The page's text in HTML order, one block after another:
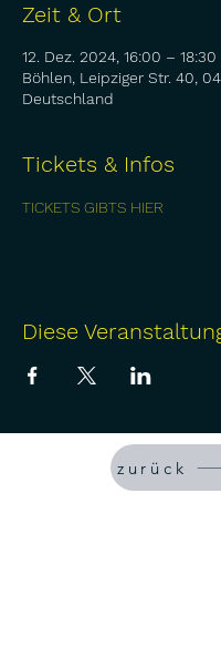
Zeit & Ort
12. Dez. 2024, 16:00 – 18:30
Böhlen, Leipziger Str. 40,
Deutschland
Tickets & Infos
TICKETS GIBTS HIER
Diese
zurück